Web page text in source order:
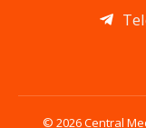
© 2026 Central